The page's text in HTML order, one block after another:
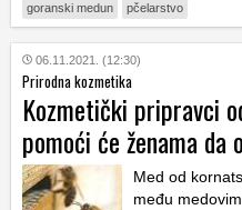
goranski medun pčelarstvo
06.11.2021. (12:30)
Prirodna kozmetika
Kozmetički pripravci
pomoći će ženama da
Med od
među